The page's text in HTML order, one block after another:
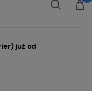
już od